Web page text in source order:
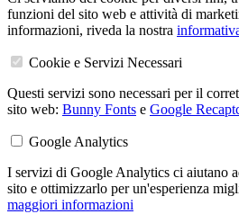
funzioni del sito web e attività di
informazioni, riveda la nostra
Cookie e Servizi Necessari
Questi servizi sono necessari per il
sito web: Bunny Fonts e Google
Google Analytics
I servizi di Google Analytics ci aiutano
sito e ottimizzarlo per un'esperienza
maggiori informazioni